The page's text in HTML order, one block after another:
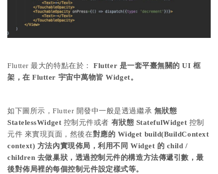
Flutter 最大的特點在於：Flutter 是一套平臺無關的 UI 框
架，在 Flutter 宇宙中萬物皆 Widget。
如下圖所示，Flutter 開發中一般是透過繼承 無狀態
StatelessWidget 控制元件或者 有狀態 StatefulWidget 控制
元件 來實現頁面，然後在對應的 Widget build(BuildContext
context) 方法內實現佈局，利用不同 Widget 的 child /
children 去做巢狀，透過控制元件的構造方法傳遞引數，最
後對佈局裡的每個控制元件設定樣式等。